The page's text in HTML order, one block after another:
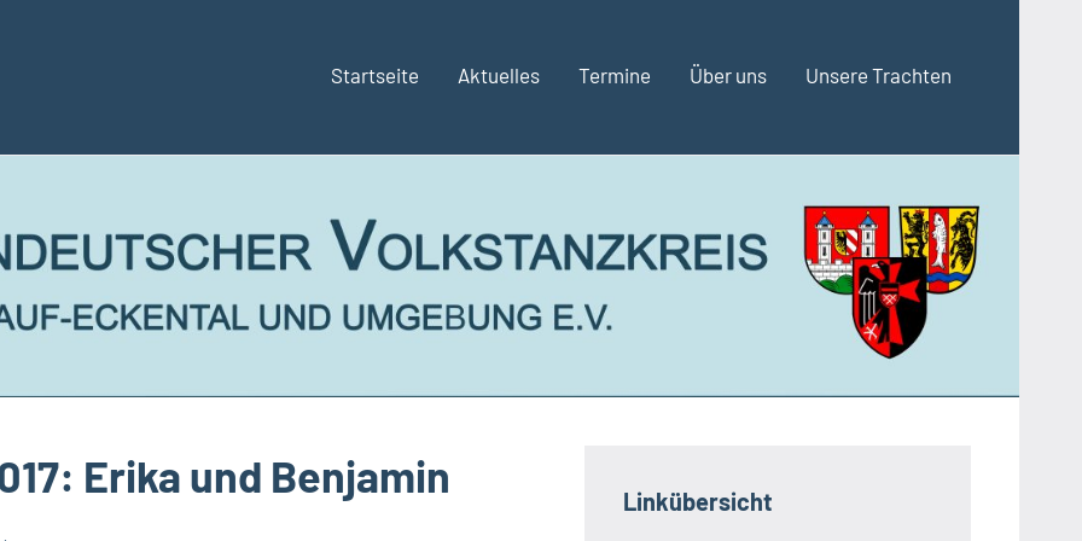
Startseite Aktuelles Termine Über uns Unsere Trachten
Erika und Benjamin Linkübersicht